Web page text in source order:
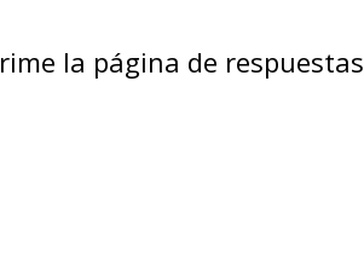
la página de respuestas